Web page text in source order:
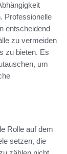
Professionelle
entscheidend
zu vermeiden
zu bieten. Es
um
Rolle auf dem
setzen, die